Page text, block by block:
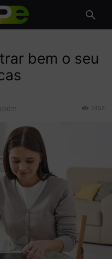
bem o seu
2021 7458